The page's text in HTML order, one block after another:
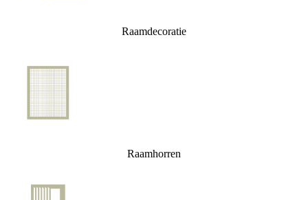
Raamdecoratie
Raamhorren